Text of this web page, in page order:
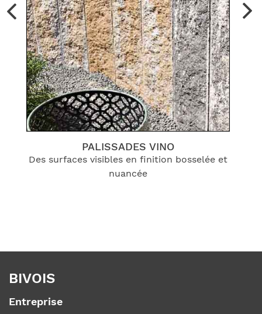
PALISSADES VINO
Des surfaces visibles en finition bosselée et
nuancée
BIVOIS
Entreprise